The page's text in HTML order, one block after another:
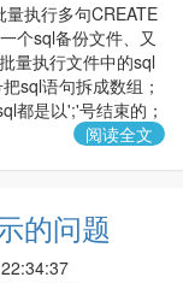
执行多句CREATE
个sql备份文件、又
量执行文件中的sql
sql语句拆成数组；
都是以';'号结束的；
阅读全文
的问题